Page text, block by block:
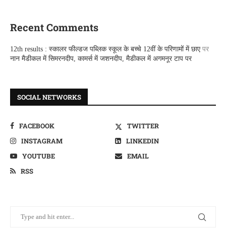
Recent Comments
12th results : स्कालर फील्डज पब्लिक स्कूल के बच्चे 12वीं के परिणामों में छाएपर
नान मैडीकल में सिमरनदीप, कामर्स में जशनदीप, मैडीकल में अगमनूर टाप पर
SOCIAL NETWORKS
FACEBOOK
TWITTER
INSTAGRAM
LINKEDIN
YOUTUBE
EMAIL
RSS